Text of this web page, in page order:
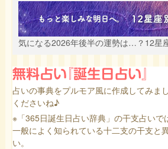
気になる2026年後半の運勢は…？12星
占いの事典をプルモア風に作成してみま
くださいね♪
※「365日誕生日占い辞典」の干支占いで
一般によく知られている十二支の干支と
い。